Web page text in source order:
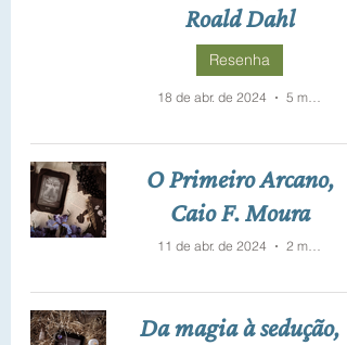
Roald Dahl
Resenha
18 de abr. de 2024 5 min de leitura
O Primeiro Arcano,
Caio F. Moura
11 de abr. de 2024 2 min de leitura
Da magia à sedução,